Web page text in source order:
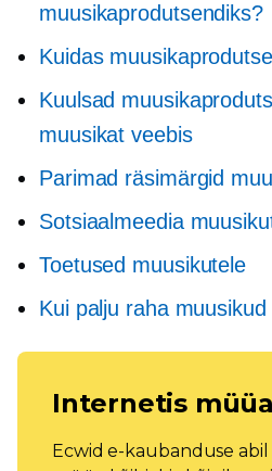
muusikaprodutsendiks?
Kuidas
Kuulsad
muusikat veebis
Parimad räsimärgid
Sotsiaalmeedia
Toetused muusikutele
Kui palju raha
Internetis müüa
Ecwid e-kaubanduse